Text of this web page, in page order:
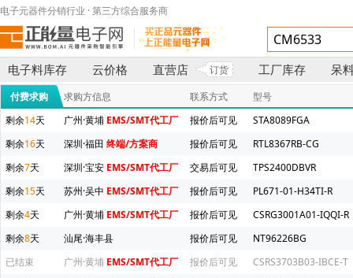
电子元器件分销行业 · 第三方综合服务商
电子料库存 云价格 直营店 订货 工厂库存 呆
付费求购 求购方信息 联系方式
型号
剩余14天 广州·黄埔 EMS/SMT代工厂 报价后可见
STA8089FGA
剩余16天 深圳·福田 终端/方案商 报价后可见
RTL8367RB-CG
剩余7天 深圳·宝安 EMS/SMT代工厂 交易后可见
TPS2400DBVR
剩余15天 苏州·吴中 EMS/SMT代工厂 报价后可见
PL671-01-H34TI-R
剩余4天 广州·黄埔 EMS/SMT代工厂 报价后可见
CSRG3001A01-IQQI-R
剩余8天 汕尾·海丰县 报价后可见
NT96226BG
已结束
广州·黄埔 EMS/SMT代工厂 报价后可见
CSRS3703B03-IBCE-T